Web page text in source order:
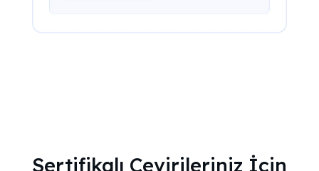
Sertifikalı Çevirileriniz İçin